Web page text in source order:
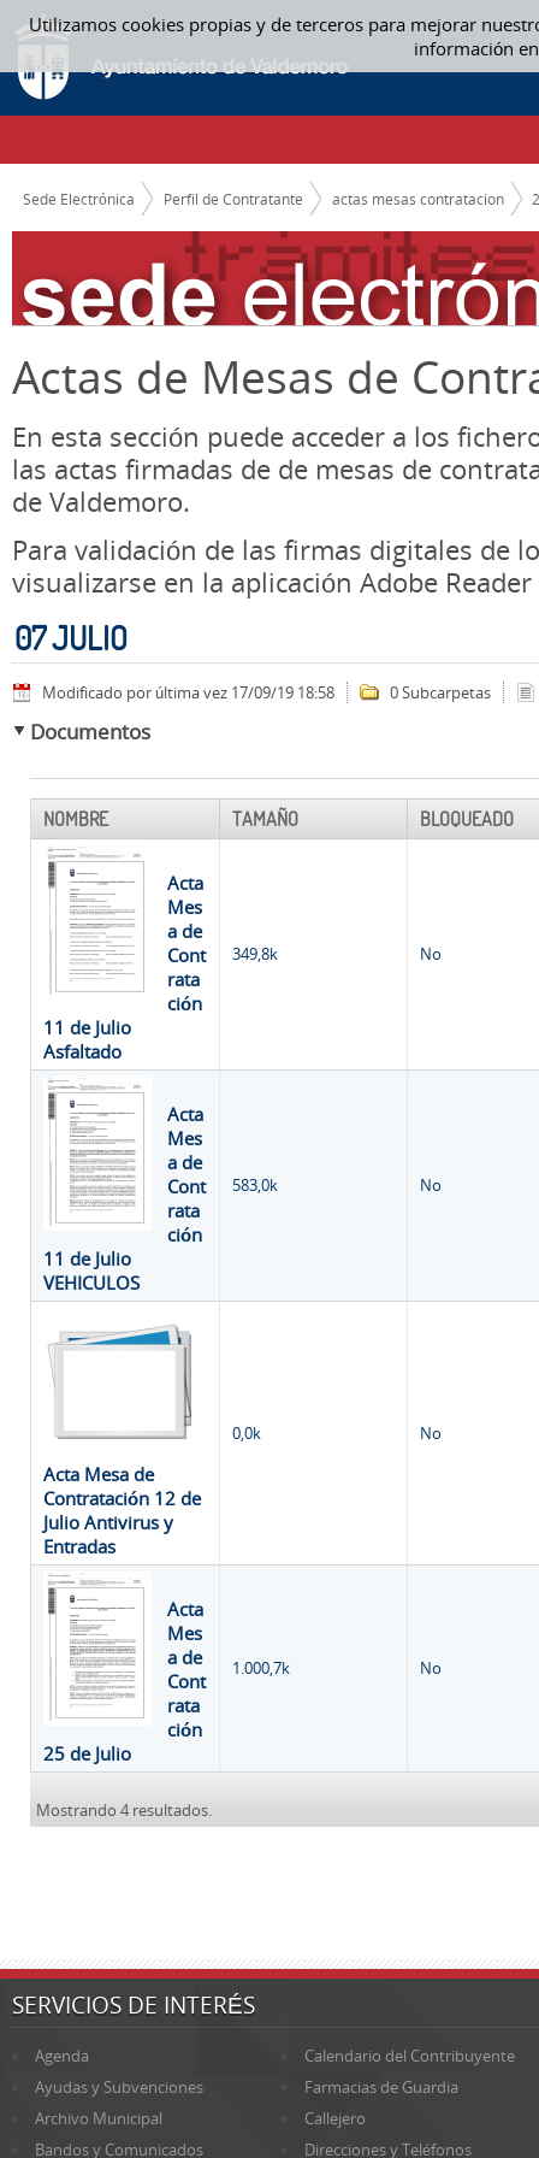
Utilizamos cookies propias y de terceros para mejorar
información
Saltar al contenido
07 JULIO - ACTAS MESAS CONTRATACION
CAMINO DE MIGAS
Sede Electrónica Perfil de Contratante actas mesas contratacion
Actas de Mesas de
En esta sección puede acceder a los
las actas firmadas de de mesas de
de Valdemoro.
Para validación de las firmas digitales de
visualizarse en la aplicación Adobe Reader
07 JULIO
Modificado por última vez 17/09/19 18:58 0 Subcarpetas
Documentos
NOMBRE TAMAÑO BLOQUEADO
Acta
Mes
a de
Cont
rata
ción
11 de Julio
Asfaltado
349,8k No
Acta
Mes
a de
Cont
rata
ción
11 de Julio
VEHICULOS
583,0k No
Acta Mesa de
Contratación 12 de
Julio Antivirus y
Entradas
0,0k No
Acta
Mes
a de
Cont
rata
ción
25 de Julio
1.000,7k No
Mostrando 4 resultados.
SERVICIOS DE INTERÉS
Agenda
Calendario del Contribuyente
Ayudas y Subvenciones
Farmacias de Guardia
Archivo Municipal
Callejero
Bandos y Comunicados
Direcciones y Teléfonos